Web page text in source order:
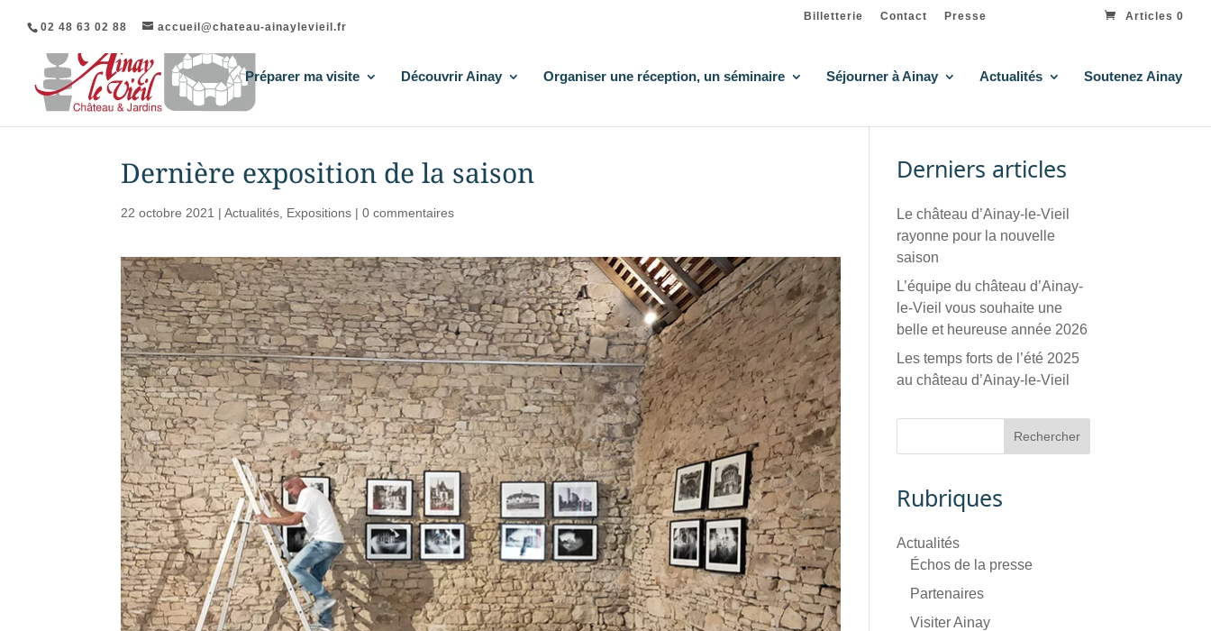
02 48 63 02 88 accueil@chateau-ainaylevieil.fr
Billetterie Contact Presse Articles 0
Préparer ma visite Découvrir Ainay Organiser une réception, un séminaire Séjourner à Ainay Actualités Soutenez Ainay
Dernière exposition de la saison
22 octobre 2021 |Actualités Expositions |0 commentaires
Derniers articles
Le château d’Ainay-le-Vieil
rayonne pour la nouvelle
saison
L’équipe du château d’Ainay-
le-Vieil vous souhaite une
belle et heureuse année 2026
Les temps forts de l’été 2025
au château d’Ainay-le-Vieil
Rubriques
Actualités
Échos de la presse
Partenaires
Visiter Ainay